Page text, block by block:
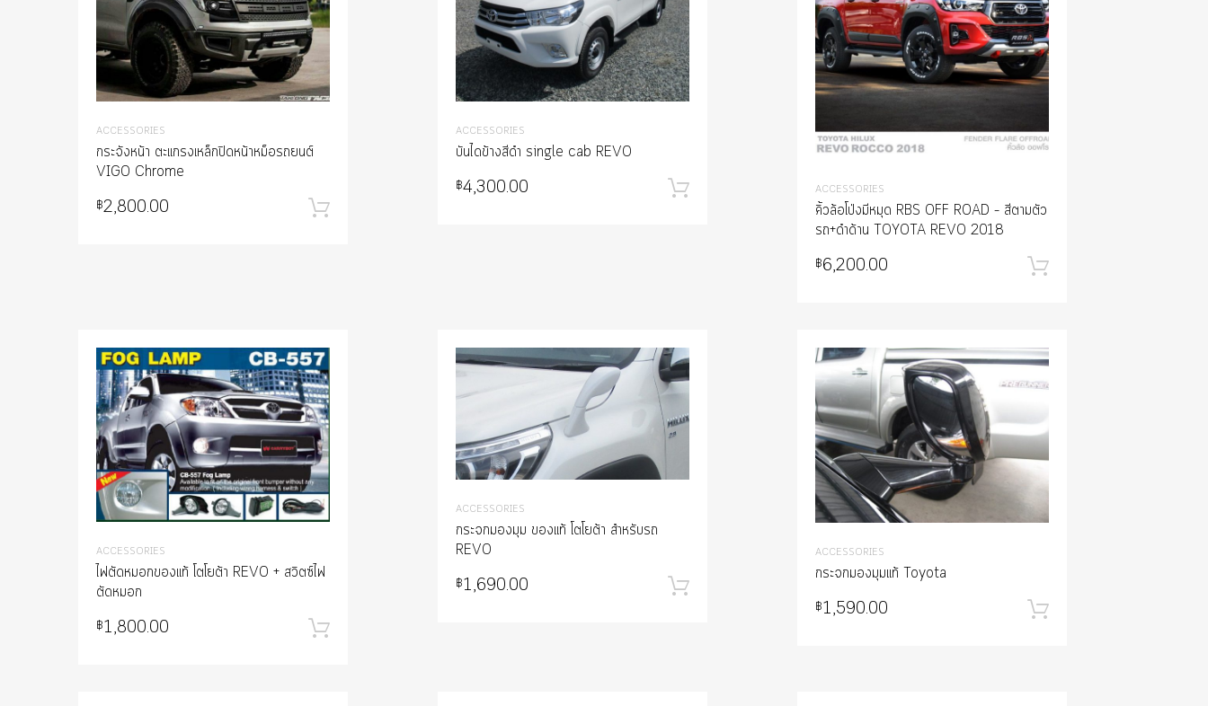
ACCESSORIES
กระจังหน้า ตะแกรงเหล็กปิดหน้าหม็อรถยนต์
VIGO Chrome
฿2,800.00
ACCESSORIES
บันไดข้างสีดำ single cab REVO
฿4,300.00 ACCESSORIES
คิ้วล้อโป่งมีหมุด RBS OFF ROAD – สีตามตัว
รถ+ดำด้าน TOYOTA REVO 2018
฿6,200.00
ACCESSORIES
ไฟตัดหมอกของแท้ โตโยต้า REVO + สวิตซ์ไฟ
ตัดหมอก
฿1,800.00
ACCESSORIES
กระจกมองมุม ของแท้ โตโยต้า สำหรับรถ
REVO
฿1,690.00
ACCESSORIES
กระจกมองมุมแท้ Toyota
฿1,590.00